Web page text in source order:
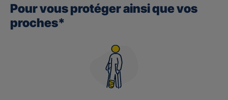
Pour vous protéger ainsi que vos
proches*